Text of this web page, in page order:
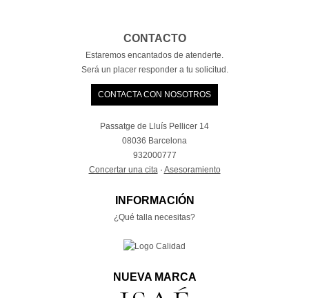
CONTACTO
Estaremos encantados de atenderte.
Será un placer responder a tu solicitud.
CONTACTA CON NOSOTROS
Passatge de Lluís Pellicer 14
08036 Barcelona
932000777
Concertar una cita· Asesoramiento
INFORMACIÓN
¿Qué talla necesitas?
NUEVA MARCA